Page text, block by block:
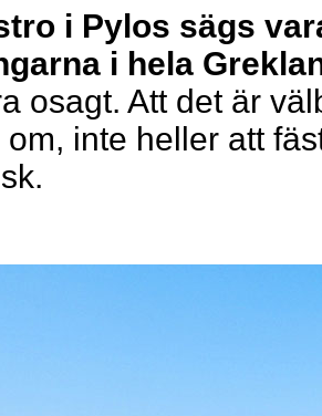
i Pylos sägs
i hela
osagt. Att det är
inte heller att